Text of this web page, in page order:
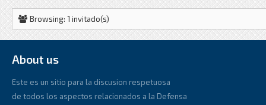
Browsing: 1 invitado(s)
About us
Este es un sitio para la discusion respetuosa
de todos los aspectos relacionados a la Defensa